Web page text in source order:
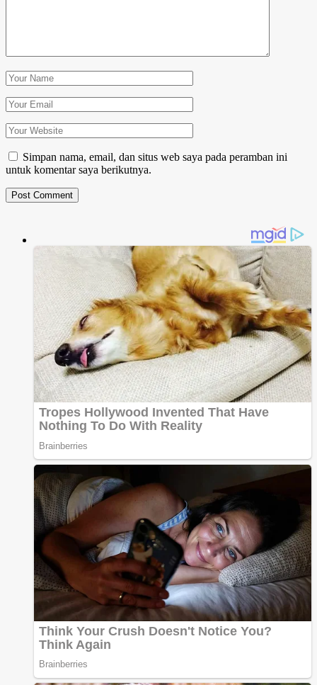
Simpan nama, email, dan situs web saya pada peramban ini
untuk komentar saya berikutnya.